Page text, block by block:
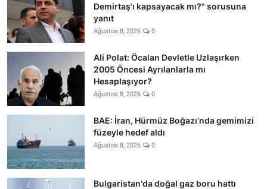
Demirtaş'ı kapsayacak mı?" sorusuna
yanıt
Ağustos 8, 2026 0
Ali Polat: Öcalan Devletle Uzlaşırken
2005 Öncesi Ayrılanlarla mı
Hesaplaşıyor?
Ağustos 8, 2026 0
BAE: İran, Hürmüz Boğazı’nda gemimizi
füzeyle hedef aldı
Ağustos 8, 2026 0
Bulgaristan'da doğal gaz boru hattı